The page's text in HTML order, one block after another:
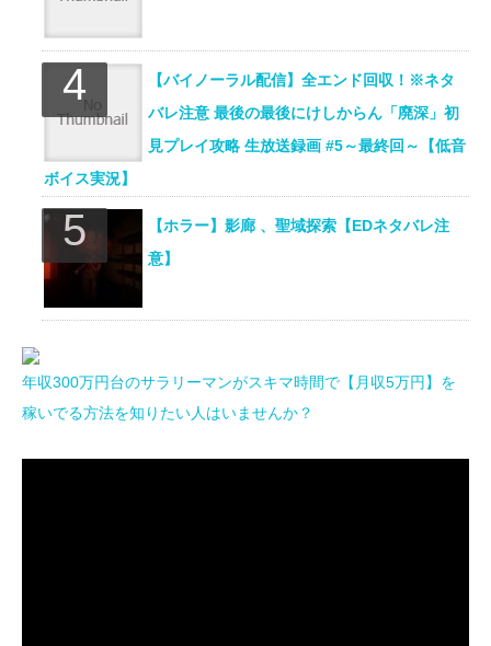
【バイノーラル配信】全エンド回収！※ネタ
バレ注意 最後の最後にけしからん「廃深」初
見プレイ攻略 生放送録画 #5～最終回～【低音
ボイス実況】
【ホラー】影廊 、聖域探索【EDネタバレ注
意】
年収300万円台のサラリーマンがスキマ時間で【月収5万円】を
稼いでる方法を知りたい人はいませんか？